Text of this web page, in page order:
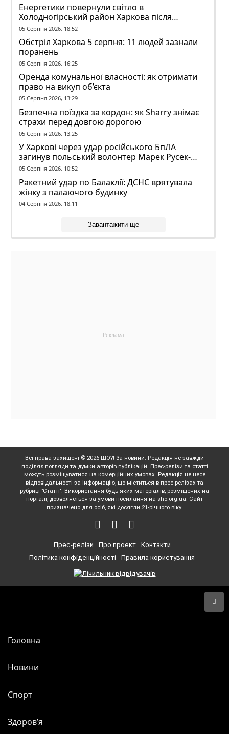
Енергетики повернули світло в
Холодногірський район Харкова після
ворожого обстрілу
05 Серпня 2026, 18:52
Обстріл Харкова 5 серпня: 11 людей зазнали
поранень
05 Серпня 2026, 16:25
Оренда комунальної власності: як отримати
право на викуп об’єкта
05 Серпня 2026, 13:29
Безпечна поїздка за кордон: як Sharry знімає
страхи перед довгою дорогою
05 Серпня 2026, 13:25
У Харкові через удар російського БпЛА
загинув польський волонтер Марек Русек-
Вольський
05 Серпня 2026, 10:52
Ракетний удар по Балаклії: ДСНС врятувала
жінку з палаючого будинку
04 Серпня 2026, 18:11
Завантажити ще
Всі права захищені © 2026 ШО?! За новини. Редакція не завжди
поділяє погляди та думки авторів публікацій. Прес-релізи та статті
можуть розміщуватися на комерційних умовах. Редакція не несе
відповідальності за інформацію, що міститься в прес-релізах та
рубриці "Статті". Використання будь-яких матеріалів, розміщених на
порталі, дозволяється за умови посилання на sho.org.ua. Сайт
призначено для осіб, які досягли 21-річного віку.
Прес-релізи Про проект
Контакти
Політика конфіденційності
Правила користування
Головна
Новини
Спорт
Здоров’я